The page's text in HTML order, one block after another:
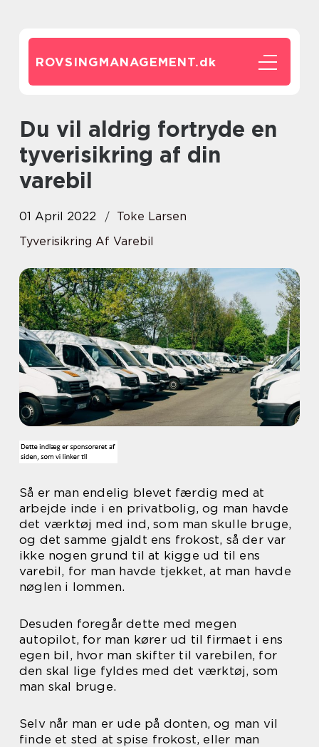
ROVSINGMANAGEMENT.dk
Du vil aldrig fortryde en
tyverisikring af din
varebil
01 April 2022
Toke Larsen
Tyverisikring Af Varebil
Så er man endelig blevet færdig med at
arbejde inde i en privatbolig, og man havde
det værktøj med ind, som man skulle bruge,
og det samme gjaldt ens frokost, så der var
ikke nogen grund til at kigge ud til ens
varebil, for man havde tjekket, at man havde
nøglen i lommen.
Desuden foregår dette med megen
autopilot, for man kører ud til firmaet i ens
egen bil, hvor man skifter til varebilen, for
den skal lige fyldes med det værktøj, som
man skal bruge.
Selv når man er ude på donten, og man vil
finde et sted at spise frokost, eller man